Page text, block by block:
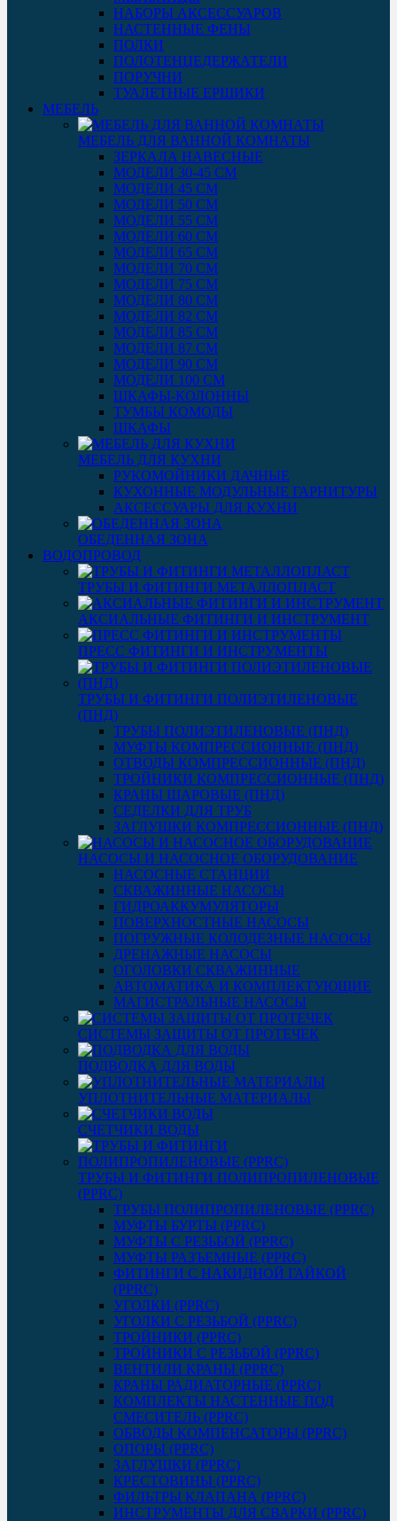
НАБОРЫ АКСЕССУАРОВ
НАСТЕННЫЕ ФЕНЫ
ПОЛКИ
ПОЛОТЕНЦЕДЕРЖАТЕЛИ
ПОРУЧНИ
ТУАЛЕТНЫЕ ЕРШИКИ
МЕБЕЛЬ
МЕБЕЛЬ ДЛЯ ВАННОЙ КОМНАТЫ
ЗЕРКАЛА НАВЕСНЫЕ
МОДЕЛИ 30-45 СМ
МОДЕЛИ 45 СМ
МОДЕЛИ 50 СМ
МОДЕЛИ 55 СМ
МОДЕЛИ 60 СМ
МОДЕЛИ 65 СМ
МОДЕЛИ 70 СМ
МОДЕЛИ 75 СМ
МОДЕЛИ 80 СМ
МОДЕЛИ 82 СМ
МОДЕЛИ 85 СМ
МОДЕЛИ 87 СМ
МОДЕЛИ 90 СМ
МОДЕЛИ 100 СМ
ШКАФЫ-КОЛОННЫ
ТУМБЫ КОМОДЫ
ШКАФЫ
МЕБЕЛЬ ДЛЯ КУХНИ
РУКОМОЙНИКИ ДАЧНЫЕ
КУХОННЫЕ МОДУЛЬНЫЕ ГАРНИТУРЫ
АКСЕССУАРЫ ДЛЯ КУХНИ
ОБЕДЕННАЯ ЗОНА
ВОДОПРОВОД
ТРУБЫ И ФИТИНГИ МЕТАЛЛОПЛАСТ
АКСИАЛЬНЫЕ ФИТИНГИ И ИНСТРУМЕНТ
ПРЕСС ФИТИНГИ И ИНСТРУМЕНТЫ
ТРУБЫ И ФИТИНГИ ПОЛИЭТИЛЕНОВЫЕ
(ПНД)
ТРУБЫ ПОЛИЭТИЛЕНОВЫЕ (ПНД)
МУФТЫ КОМПРЕССИОННЫЕ (ПНД)
ОТВОДЫ КОМПРЕССИОННЫЕ (ПНД)
ТРОЙНИКИ КОМПРЕССИОННЫЕ (ПНД)
КРАНЫ ШАРОВЫЕ (ПНД)
СЕДЕЛКИ ДЛЯ ТРУБ
ЗАГЛУШКИ КОМПРЕССИОННЫЕ (ПНД)
НАСОСЫ И НАСОСНОЕ ОБОРУДОВАНИЕ
НАСОСНЫЕ СТАНЦИИ
СКВАЖИННЫЕ НАСОСЫ
ГИДРОАККУМУЛЯТОРЫ
ПОВЕРХНОСТНЫЕ НАСОСЫ
ПОГРУЖНЫЕ КОЛОДЕЗНЫЕ НАСОСЫ
ДРЕНАЖНЫЕ НАСОСЫ
ОГОЛОВКИ СКВАЖИННЫЕ
АВТОМАТИКА И КОМПЛЕКТУЮЩИЕ
МАГИСТРАЛЬНЫЕ НАСОСЫ
СИСТЕМЫ ЗАЩИТЫ ОТ ПРОТЕЧЕК
ПОДВОДКА ДЛЯ ВОДЫ
УПЛОТНИТЕЛЬНЫЕ МАТЕРИАЛЫ
СЧЕТЧИКИ ВОДЫ
ТРУБЫ И ФИТИНГИ ПОЛИПРОПИЛЕНОВЫЕ
(PPRC)
ТРУБЫ ПОЛИПРОПИЛЕНОВЫЕ (PPRC)
МУФТЫ БУРТЫ (PPRC)
МУФТЫ C РЕЗЬБОЙ (PPRC)
МУФТЫ РАЗЪЕМНЫЕ (PPRC)
ФИТИНГИ С НАКИДНОЙ ГАЙКОЙ
(PPRC)
УГОЛКИ (PPRC)
УГОЛКИ С РЕЗЬБОЙ (PPRC)
ТРОЙНИКИ (PPRC)
ТРОЙНИКИ С РЕЗЬБОЙ (PPRC)
ВЕНТИЛИ КРАНЫ (PPRC)
КРАНЫ РАДИАТОРНЫЕ (PPRC)
КОМПЛЕКТЫ НАСТЕННЫЕ ПОД
СМЕСИТЕЛЬ (PPRC)
ОБВОДЫ КОМПЕНСАТОРЫ (PPRC)
ОПОРЫ (PPRC)
ЗАГЛУШКИ (PPRC)
КРЕСТОВИНЫ (PPRC)
ФИЛЬТРЫ КЛАПАНА (PPRC)
ИНСТРУМЕНТЫ ДЛЯ СВАРКИ (PPRC)